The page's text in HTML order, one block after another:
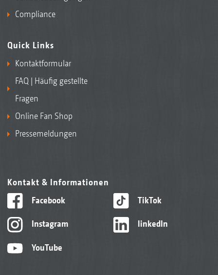
Compliance
Quick Links
Kontaktformular
FAQ | Häufig gestellte
Fragen
Online Fan Shop
Pressemeldungen
Kontakt & Informationen
Facebook
Instagram
YouTube
TikTok
linkedIn